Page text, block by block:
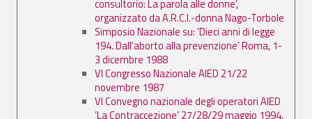
consultorio: La parola alle donne’,
organizzato da A.R.C.I.-donna Nago-Torbole
Simposio Nazionale su: ’Dieci anni di legge
194. Dall'aborto alla prevenzione’ Roma, 1-
3 dicembre 1988
VI Congresso Nazionale AIED 21/22
novembre 1987
VI Convegno nazionale degli operatori AIED
’La Contraccezione’ 27/28/29 maggio 1994,